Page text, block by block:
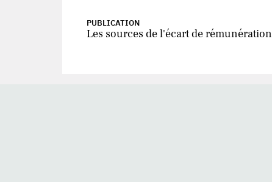
PUBLICATION
Les sources de l'écart de